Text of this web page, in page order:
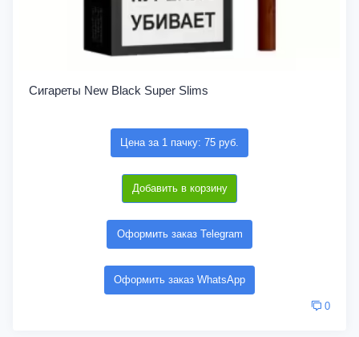
Сигареты New Black Super Slims
Цена за 1 пачку: 75 руб.
Добавить в корзину
Оформить заказ Telegram
Оформить заказ WhatsApp
0